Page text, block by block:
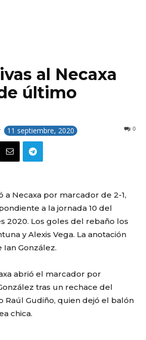
al Necaxa
último
11 septiembre, 2020 0
a Necaxa por marcador de 2-1,
a la jornada 10 del
2020. Los goles del rebaño los
y Alexis Vega. La anotación
González.
abrió el marcador por
tras un rechace del
Raúl Gudiño, quien dejó el balón
chica.